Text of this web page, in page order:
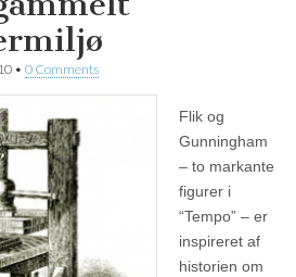
• 0 Comments
Flik og
Gunningham
– to markante
figurer i
“Tempo” – er
inspireret af
historien om